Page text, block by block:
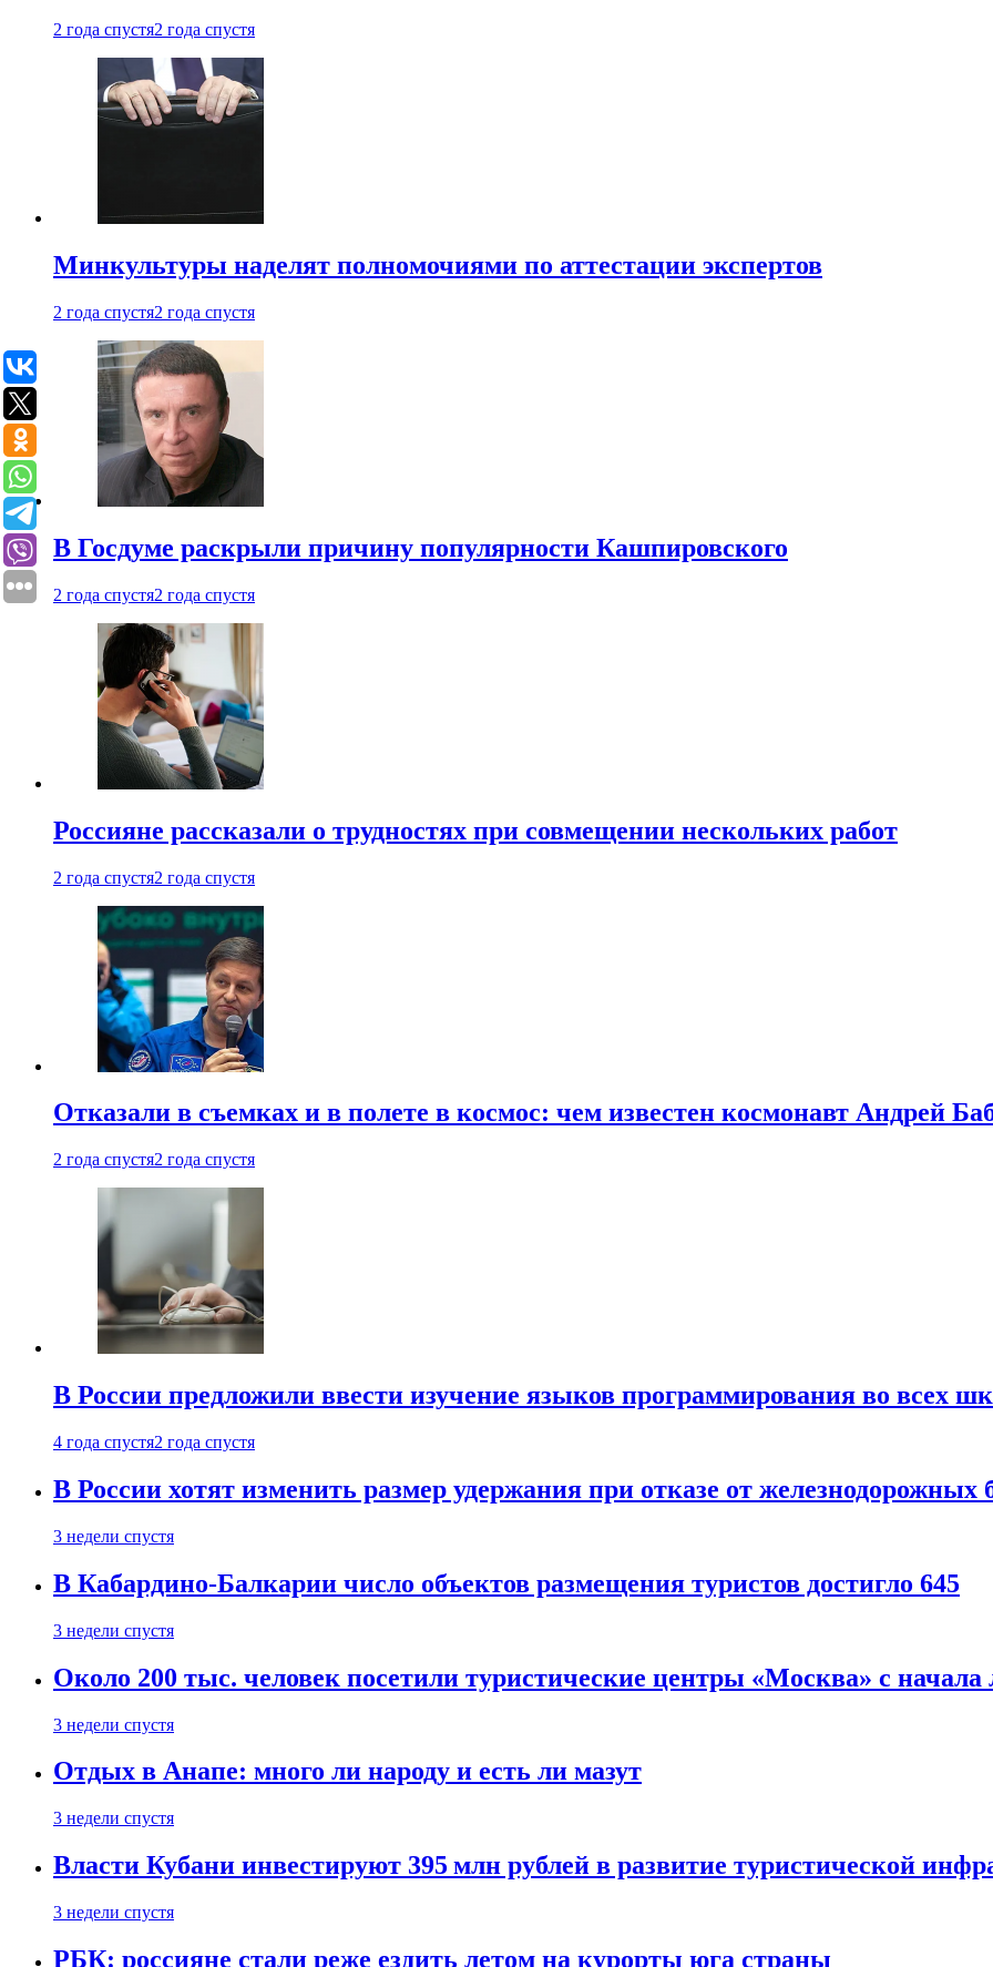
2 года спустя2 года спустя
Минкультуры наделят полномочиями по аттестации экспертов
2 года спустя2 года спустя
В Госдуме раскрыли причину популярности Кашпировского
2 года спустя2 года спустя
Россияне рассказали о трудностях при совмещении нескольких работ
2 года спустя2 года спустя
Отказали в съемках и в полете в космос: чем известен космонавт Андрей
2 года спустя2 года спустя
В России предложили ввести изучение языков программирования во всех
4 года спустя2 года спустя
В России хотят изменить размер удержания при отказе от железнодорожных
3 недели спустя
В Кабардино-Балкарии число объектов размещения туристов достигло 645
3 недели спустя
Около 200 тыс. человек посетили туристические центры «Москва» с начала
3 недели спустя
Отдых в Анапе: много ли народу и есть ли мазут
3 недели спустя
Власти Кубани инвестируют 395 млн рублей в развитие туристической
3 недели спустя
РБК: россияне стали реже ездить летом на курорты юга страны